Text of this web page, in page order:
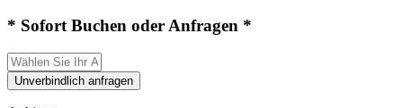
* Sofort Buchen oder Anfragen *
Unverbindlich anfragen